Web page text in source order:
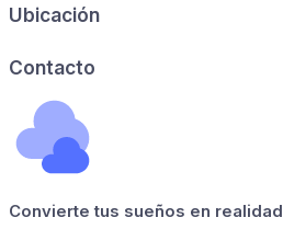
Ubicación
Contacto
Convierte tus sueños en realidad